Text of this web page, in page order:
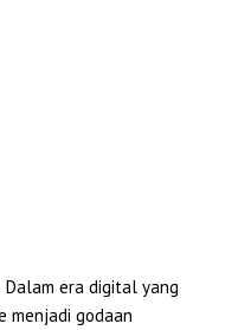
Dalam era digital yang
menjadi godaan